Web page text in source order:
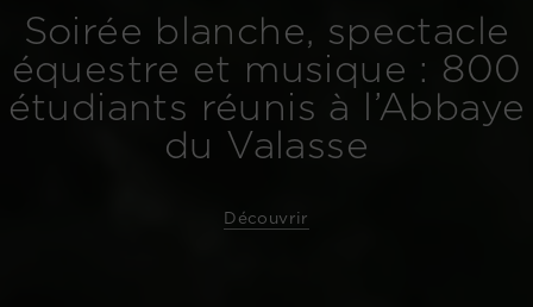
Soirée blanche, spectacle
équestre et musique : 800
étudiants réunis à l’Abbaye
du Valasse
Découvrir